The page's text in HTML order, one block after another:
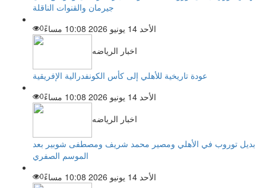
جيرمان والقنوات الناقلة
الأحد 14 يونيو 2026 10:08 مساءً
0
اخبار الرياضه
عودة تاريخية للأهلي إلى كأس الكونفدرالية الإفريقية
الأحد 14 يونيو 2026 10:08 مساءً
0
اخبار الرياضه
بديل توروب في الأهلي ومصير محمد شريف ومصطفى شوبير بعد
الموسم الصفري
الأحد 14 يونيو 2026 10:08 مساءً
0